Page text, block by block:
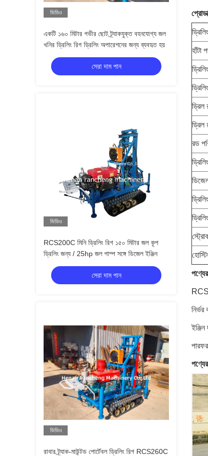
ভিডিও
একটি ১৬০ মিটার গভীর ছোট ট্র্যাকযুক্ত বহনযোগ্য জল
খনির ড্রিলিং রিগ ড্রিলিং অপারেশনের জন্য ব্যবহৃত হয়
সেরা দাম পান
ভিডিও
RCS200C মিনি ড্রিলিং রিগ ১৫০ মিটার জল কূপ
ড্রিলিং জন্য / 25hp জল পাম্প সঙ্গে ডিজেল ইঞ্জিন
সেরা দাম পান
ভিডিও
রাবার ট্র্যাক-মাউন্টড পোর্টেবল ড্রিলিং রিগ RCS260C
হাঁটা
ড্রিল
ড্রিল
রড
পণ্যের